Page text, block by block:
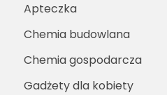
Apteczka
Chemia budowlana
Chemia gospodarcza
Gadżety dla kobiety